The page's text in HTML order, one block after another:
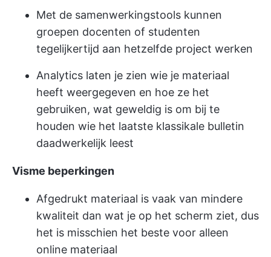
Met de samenwerkingstools kunnen
groepen docenten of studenten
tegelijkertijd aan hetzelfde project werken
Analytics laten je zien wie je materiaal
heeft weergegeven en hoe ze het
gebruiken, wat geweldig is om bij te
houden wie het laatste klassikale bulletin
daadwerkelijk leest
Visme beperkingen
Afgedrukt materiaal is vaak van mindere
kwaliteit dan wat je op het scherm ziet, dus
het is misschien het beste voor alleen
online materiaal